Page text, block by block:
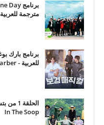
مترجمة للعربية
للعربية - The Village Barber
In The Soop